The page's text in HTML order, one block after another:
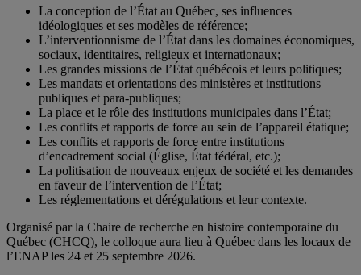
La conception de l’État au Québec, ses influences
idéologiques et ses modèles de référence;
L’interventionnisme de l’État dans les domaines économiques,
sociaux, identitaires, religieux et internationaux;
Les grandes missions de l’État québécois et leurs politiques;
Les mandats et orientations des ministères et institutions
publiques et para-publiques;
La place et le rôle des institutions municipales dans l’État;
Les conflits et rapports de force au sein de l’appareil étatique;
Les conflits et rapports de force entre institutions
d’encadrement social (Église, État fédéral, etc.);
La politisation de nouveaux enjeux de société et les demandes
en faveur de l’intervention de l’État;
Les réglementations et dérégulations et leur contexte.
Organisé par la Chaire de recherche en histoire contemporaine du
Québec (CHCQ), le colloque aura lieu à Québec dans les locaux de
l’ENAP les 24 et 25 septembre 2026.